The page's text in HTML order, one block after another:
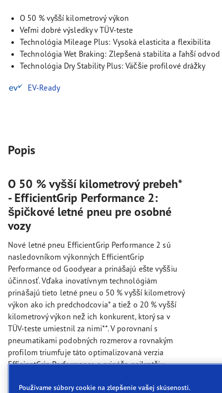
O 50 % vyšší kilometrový výkon
Veľmi dobré výsledky v TÜV-teste
Technológia Mileage Plus: Vysoká elasticita a flexibilita
Technológia Wet Braking: Zlepšená stabilita a ľahší odvod
Technológia Dry Stability Plus: Väčšie profilové drážky
EV-Ready
Popis
O 50 % vyšší kilometrový prebeh*
- EfficientGrip Performance 2:
špičkové letné pneu pre osobné
vozy
Nové letné pneu EfficientGrip Performance 2 sú
nasledovníkom výkonných EfficientGrip
Performance od Goodyear a prinášajú ešte vyššiu
účinnosť. Vďaka inovatívnym technológiám
prinášajú tieto letné pneu o 50 % vyšší kilometrový
výkon ako ich predchodcovia* a tiež o 20 % vyšší
kilometrový výkon než ich konkurent, ktorý sa v
TÜV-teste umiestnil za nimi**. V porovnaní s
pneumatikami podobných rozmerov a rovnakým
profilom triumfuje táto optimalizovaná verzia
EfficientGrip Performance a prináša najkratšiu
Používame súbory cookie na zlepšenie vašej skúsenosti.